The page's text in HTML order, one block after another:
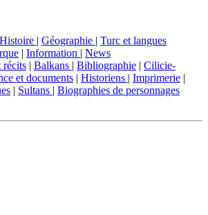
Histoire | Géographie | Turc et langues
| Information | News
récits | Balkans | Bibliographie | Cilicie-
et documents | Historiens | Imprimerie |
| Sultans | Biographies de personnages